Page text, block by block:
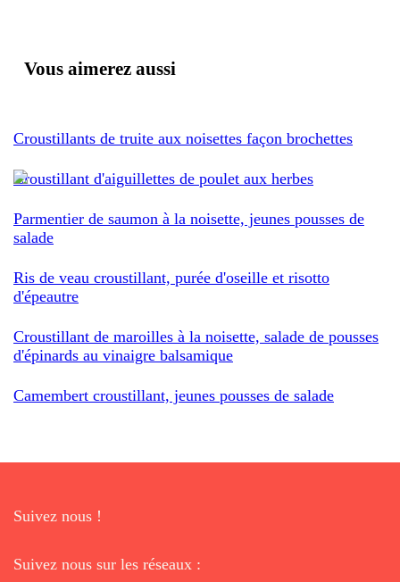
Vous aimerez aussi
Croustillants de truite aux noisettes façon brochettes
Croustillant d'aiguillettes de poulet aux herbes
Parmentier de saumon à la noisette, jeunes pousses de
salade
Ris de veau croustillant, purée d'oseille et risotto
d'épeautre
Croustillant de maroilles à la noisette, salade de pousses
d'épinards au vinaigre balsamique
Camembert croustillant, jeunes pousses de salade
Suivez nous !
Suivez nous sur les réseaux :